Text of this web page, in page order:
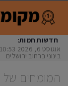
חדשות חמות:
אוגוסט 6, 2026
10:53 am
בינוני ברחוב ירושלים
המומחים של